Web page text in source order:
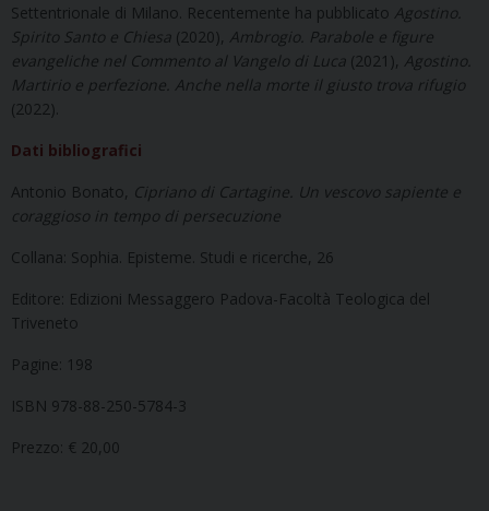
Settentrionale di Milano. Recentemente ha pubblicato Agostino.
Spirito Santo e Chiesa (2020), Ambrogio. Parabole e figure
evangeliche nel Commento al Vangelo di Luca (2021), Agostino.
Martirio e perfezione. Anche nella morte il giusto trova rifugio
(2022).
Dati bibliografici
Antonio Bonato, Cipriano di Cartagine. Un vescovo sapiente e
coraggioso in tempo di persecuzione
Collana: Sophia. Episteme. Studi e ricerche, 26
Editore: Edizioni Messaggero Padova-Facoltà Teologica del
Triveneto
Pagine: 198
ISBN 978-88-250-5784-3
Prezzo: € 20,00